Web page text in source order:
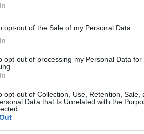
opt-out of the Sale of my Personal Data.
opt-out of processing my Personal Data for
opt-out of Collection, Use, Retention, Sale,
Data that Is Unrelated with the
την startup Tier Mobility για να προσφέρει e-
Cross στο 2019
θα συμμετάσχει στο 41ο Rally Dakar, το
Gutierrez. Μπορεί οι εργοστασιακές ομάδες